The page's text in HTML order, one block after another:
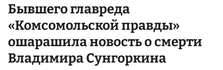
Бывшего главреда
«Комсомольской правды»
ошарашила новость о смерти
Владимира Сунгоркина